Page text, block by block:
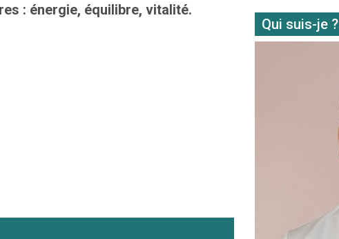
: énergie, équilibre, vitalité.
Qui suis-je ?